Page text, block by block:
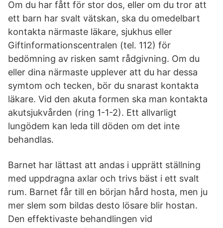
Om du har fått för stor dos, eller om du tror att
ett barn har svalt vätskan, ska du omedelbart
kontakta närmaste läkare, sjukhus eller
Giftinformationscentralen (tel. 112) för
bedömning av risken samt rådgivning. Om du
eller dina närmaste upplever att du har dessa
symtom och tecken, bör du snarast kontakta
läkare. Vid den akuta formen ska man kontakta
akutsjukvården (ring 1-1-2). Ett allvarligt
lungödem kan leda till döden om det inte
behandlas.
Barnet har lättast att andas i upprätt ställning
med uppdragna axlar och trivs bäst i ett svalt
rum. Barnet får till en början hård hosta, men ju
mer slem som bildas desto lösare blir hostan.
Den effektivaste behandlingen vid